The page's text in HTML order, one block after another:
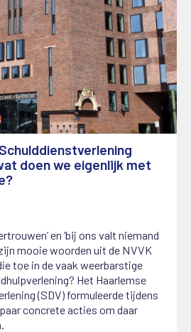
doen we eigenlijk met
en ‘bij ons valt niemand
mooie woorden uit de NVVK
toe in de vaak weerbarstige
Het Haarlemse
(SDV) formuleerde tijdens
concrete acties om daar